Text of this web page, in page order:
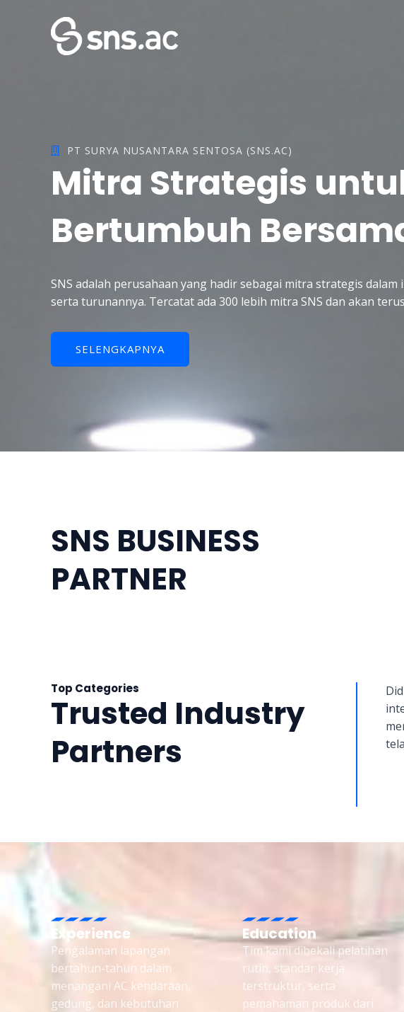
PT SURYA NUSANTARA SENTOSA (SNS.AC)
Mitra Strategis
Bertumbuh
SNS adalah perusahaan yang hadir sebagai mitra strategis dalam
serta turunannya. Tercatat ada 300 lebih mitra SNS dan akan
SELENGKAPNYA
SNS BUSINESS
PARTNER
Top Categories
Trusted Industry
Partners
Experience
Pengalaman lapangan
bertahun-tahun dalam
menangani AC kendaraan,
gedung, dan kebutuhan
Education
Tim kami dibekali pelatihan
rutin, standar kerja
terstruktur, serta
pemahaman produk dari